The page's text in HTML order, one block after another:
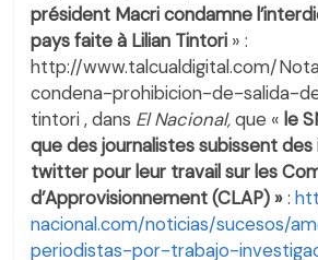
président Macri condamne
pays faite à Lilian Tintori » :
http://www.talcualdigital.com/
condena-prohibicion-de-salida-
tintori , dans El Nacional,que « le
que des journalistes subissent
twitter pour leur travail sur les
d’Approvisionnement (CLAP) »:
nacional.com/noticias/sucesos/
periodistas-por-trabajo-